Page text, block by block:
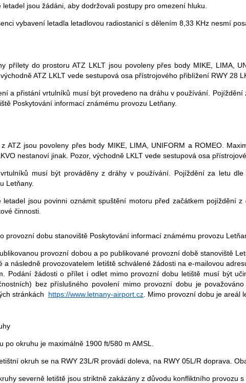
letadel jsou žádáni, aby dodržovali postupy pro omezení hluku.
vybavení letadla letadlovou radiostanicí s dělením 8,33 KHz nesmí
přílety do prostoru ATZ LKLT jsou povoleny přes body MIKE, LIMA,
ATZ LKLT vede sestupová osa přístrojového přiblížení RWY 28
a přistání vrtulníků musí být provedeno na dráhu v používání.
Poskytování informací známému provozu Letňany.
z ATZ jsou povoleny přes body MIKE, LIMA, UNIFORM a ROMEO.
nestanoví jinak. Pozor, východně LKLT vede sestupová osa
musí být prováděny z dráhy v používání. Pojíždění za letu dle
Letňany.
letadel jsou povinni oznámit spuštění motoru před začátkem pojíždění
činnosti.
provozní dobu stanoviště Poskytování informací známému provozu
provozní dobou a po publikované provozní době stanoviště
a následně provozovatelem letiště schválené žádosti na e-mailovou
Podání žádosti o přílet i odlet mimo provozní dobu letiště musí být
bez příslušného povolení mimo provozní dobu je
stránkách https://www.letnany-airport.cz . Mimo provozní dobu je areál
po okruhu je maximálně 1900 ft/580 m AMSL.
okruh se na RWY 23L/R provádí doleva, na RWY 05L/R doprava.
severně letiště jsou striktně zakázány z důvodu konfliktního provozu s